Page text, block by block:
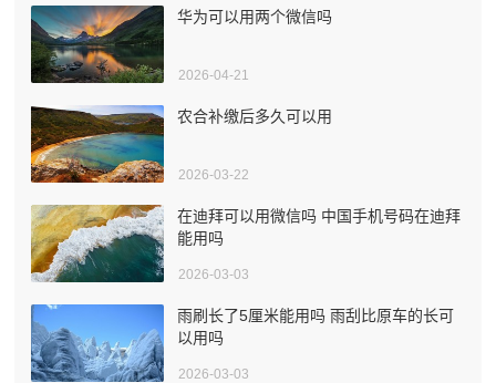
华为可以用两个微信吗
2026-04-21
农合补缴后多久可以用
2026-03-22
在迪拜可以用微信吗 中国手机号码在迪拜
能用吗
2026-03-03
雨刷长了5厘米能用吗 雨刮比原车的长可
以用吗
2026-03-03